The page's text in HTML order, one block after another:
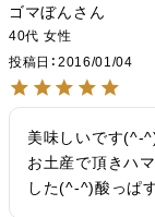
ゴマぼん
40代 女性
投稿日
2016/01/04
美味しいです(^-
お土産で頂きハ
した(^-^)酸っぱ